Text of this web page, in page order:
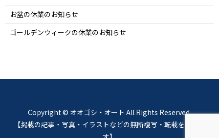
お盆の休業のお知らせ
ゴールデンウィークの休業のお知らせ
Copyright © オオゴシ・オート All Rights Reserved.
【掲載の記事・写真・イラストなどの無断複写・転載を禁じま